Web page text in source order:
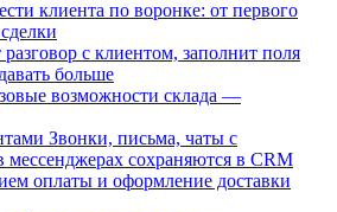
клиента по воронке: от первого
с клиентом, заполнит поля
больше
возможности склада —
Звонки, письма, чаты с
мессенджерах сохраняются в CRM
оплаты и оформление доставки